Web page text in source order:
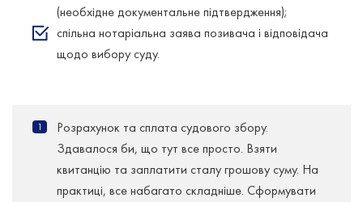
(необхідне документальне підтвердження);
спільна нотаріальна заява позивача і відповідача
щодо вибору суду.
Розрахунок та сплата судового збору.
Здавалося би, що тут все просто. Взяти
квитанцію та заплатити сталу грошову суму. На
практиці, все набагато складніше. Сформувати